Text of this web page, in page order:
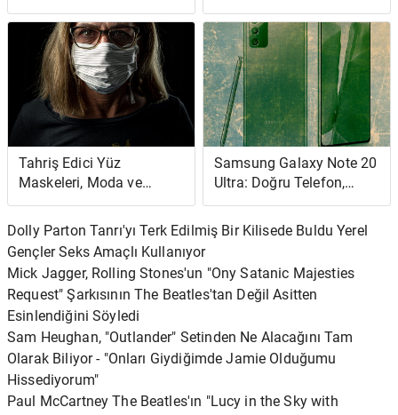
Vermeyi Reddediyorum
Tahriş Edici Yüz
Maskeleri, Moda ve
COVID-19 Korkuları
Samsung Galaxy Note 20
Ultra: Doğru Telefon,
Yanlış Zaman
Dolly Parton Tanrı'yı ​​Terk Edilmiş Bir Kilisede Buldu Yerel
Gençler Seks Amaçlı Kullanıyor
Mick Jagger, Rolling Stones'un "Ony Satanic Majesties
Request" Şarkısının The Beatles'tan Değil Asitten
Esinlendiğini Söyledi
Sam Heughan, "Outlander" Setinden Ne Alacağını Tam
Olarak Biliyor - "Onları Giydiğimde Jamie Olduğumu
Hissediyorum"
Paul McCartney The Beatles'ın "Lucy in the Sky with